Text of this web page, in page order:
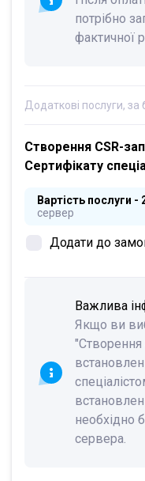
потрібно
фактичної
Додаткові послуги,
Створення CSR-
Сертифікату
Додати до
Вартість послуги -
сервер
Важлива
Якщо ви
"Створення
необхідно
сервера.